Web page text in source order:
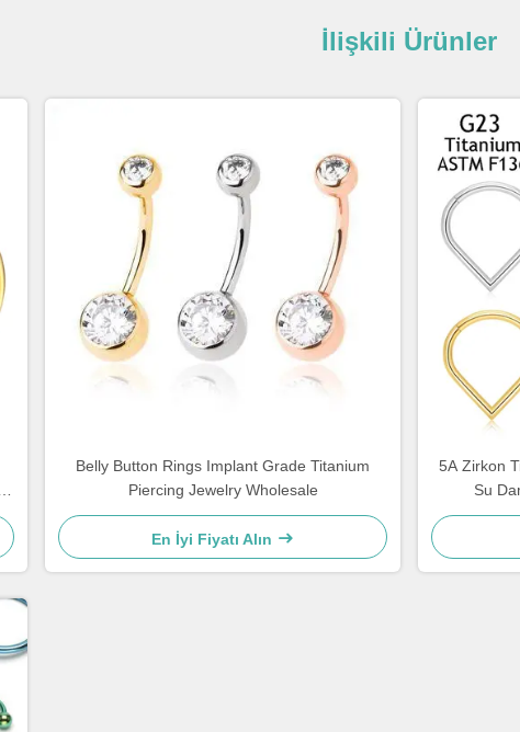
İlişkili Ürünler
Belly Button Rings Implant Grade Titanium
Piercing Jewelry Wholesale
En İyi Fiyatı Alın
5A Zirkon
Su